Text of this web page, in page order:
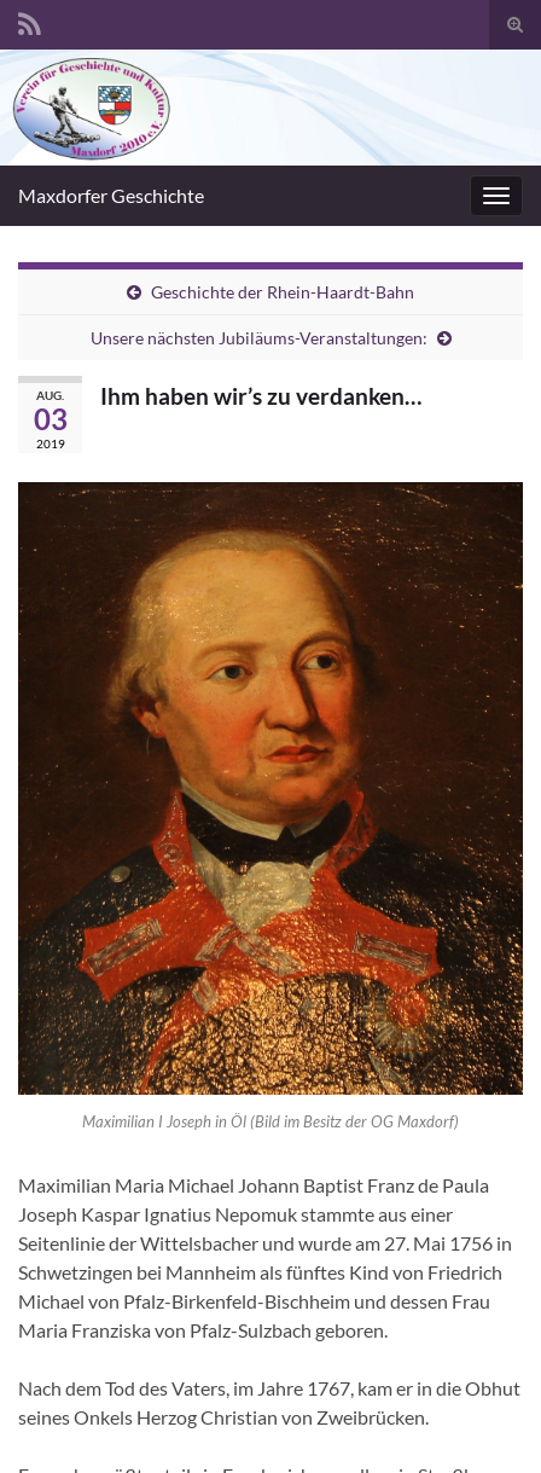
Search for:
Maxdorfer Geschichte
Geschichte der Rhein-Haardt-Bahn
Unsere nächsten Jubiläums-Veranstaltungen:
AUG.
03
2019
Ihm haben wir’s zu verdanken…
Maximilian I Joseph in Öl (Bild im Besitz der OG Maxdorf)
Maximilian Maria Michael Johann Baptist Franz de Paula
Joseph Kaspar Ignatius Nepomuk stammte aus einer
Seitenlinie der Wittelsbacher und wurde am 27. Mai 1756 in
Schwetzingen bei Mannheim als fünftes Kind von Friedrich
Michael von Pfalz-Birkenfeld-Bischheim und dessen Frau
Maria Franziska von Pfalz-Sulzbach geboren.
Nach dem Tod des Vaters, im Jahre 1767, kam er in die Obhut
seines Onkels Herzog Christian von Zweibrücken.